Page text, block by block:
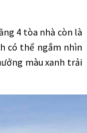
4 tòa nhà còn là
có thể ngắm nhìn
màu xanh trải